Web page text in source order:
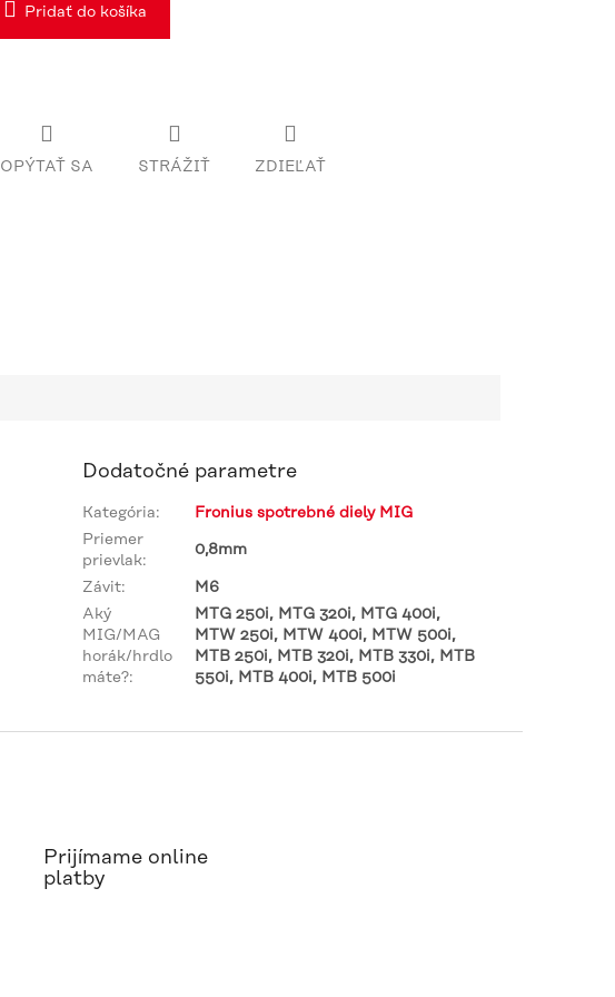
Pridať do košíka
OPÝTAŤ SA STRÁŽIŤ ZDIEĽAŤ
Dodatočné parametre
Kategória:
Fronius spotrebné diely MIG
Priemer
prievlak:
0,8mm
Závit:
M6
Aký
MIG/MAG
horák/hrdlo
máte?:
MTG 250i, MTG 320i, MTG 400i,
MTW 250i, MTW 400i, MTW 500i,
MTB 250i, MTB 320i, MTB 330i, MTB
550i, MTB 400i, MTB 500i
Prijímame online
platby